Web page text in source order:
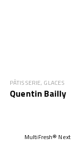
PÂTISSERIE, GLACES
Quentin Bailly
MultiFresh® Next